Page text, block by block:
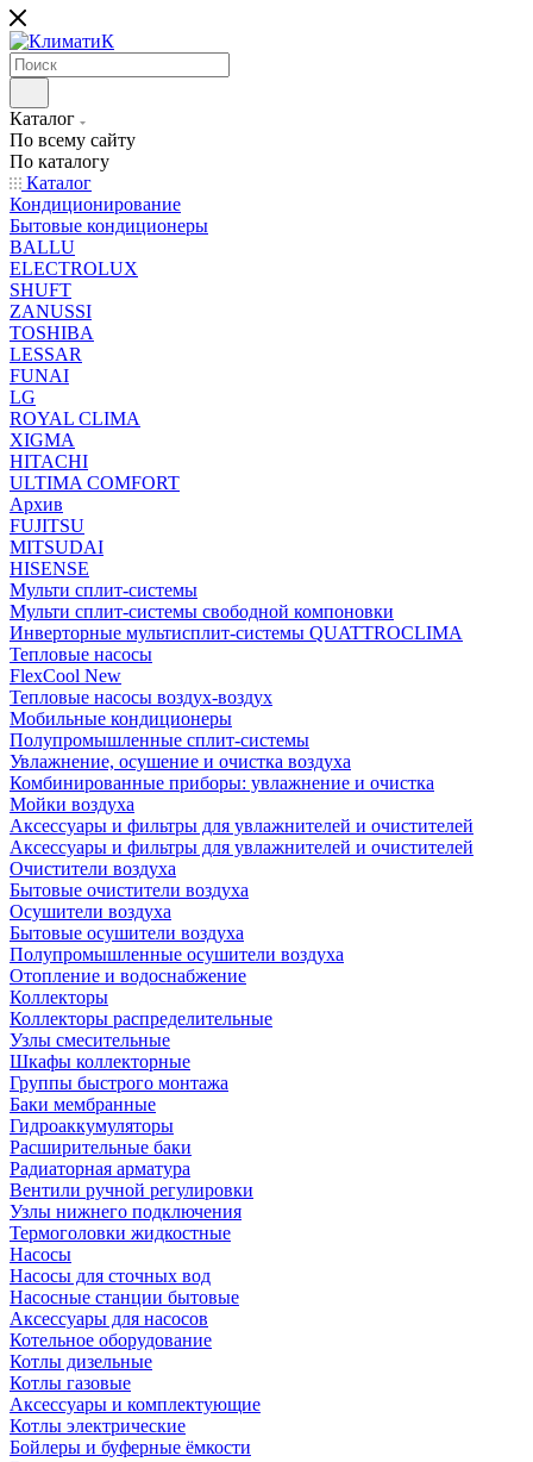
Каталог
По всему сайту
По каталогу
Каталог
Кондиционирование
Бытовые кондиционеры
BALLU
ELECTROLUX
SHUFT
ZANUSSI
TOSHIBA
LESSAR
FUNAI
LG
ROYAL CLIMA
XIGMA
HITACHI
ULTIMA COMFORT
Архив
FUJITSU
MITSUDAI
HISENSE
Мульти сплит-системы
Мульти сплит-системы свободной компоновки
Инверторные мультисплит-системы QUATTROCLIMA
Тепловые насосы
FlexCool New
Тепловые насосы воздух-воздух
Мобильные кондиционеры
Полупромышленные сплит-системы
Увлажнение, осушение и очистка воздуха
Комбинированные приборы: увлажнение и очистка
Мойки воздуха
Аксессуары и фильтры для увлажнителей и очистителей
Аксессуары и фильтры для увлажнителей и очистителей
Очистители воздуха
Бытовые очистители воздуха
Осушители воздуха
Бытовые осушители воздуха
Полупромышленные осушители воздуха
Отопление и водоснабжение
Коллекторы
Коллекторы распределительные
Узлы смесительные
Шкафы коллекторные
Группы быстрого монтажа
Баки мембранные
Гидроаккумуляторы
Расширительные баки
Радиаторная арматура
Вентили ручной регулировки
Узлы нижнего подключения
Термоголовки жидкостные
Насосы
Насосы для сточных вод
Насосные станции бытовые
Аксессуары для насосов
Котельное оборудование
Котлы дизельные
Котлы газовые
Аксессуары и комплектующие
Котлы электрические
Бойлеры и буферные ёмкости